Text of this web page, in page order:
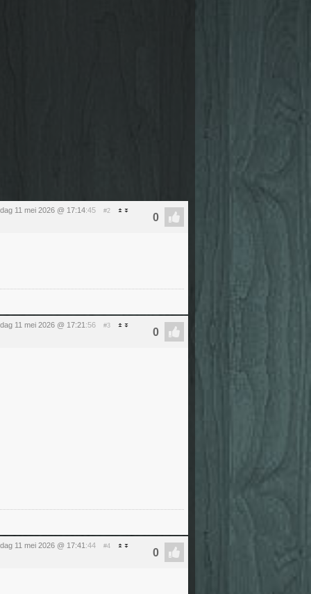
11 mei 2026 @ 17:14:45 #2
11 mei 2026 @ 17:21 :56 #3
11 mei 2026 @ 17:41 :44 #4